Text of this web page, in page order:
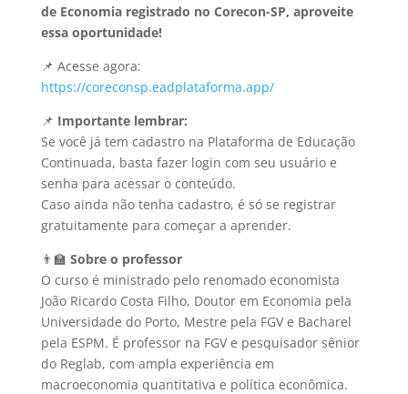
de Economia registrado no Corecon-SP, aproveite
essa oportunidade!
📌 Acesse agora:
https://coreconsp.eadplataforma.app/
📌 Importante lembrar:
Se você já tem cadastro na Plataforma de Educação
Continuada, basta fazer login com seu usuário e
senha para acessar o conteúdo.
Caso ainda não tenha cadastro, é só se registrar
gratuitamente para começar a aprender.
👨‍🏫 Sobre o professor
O curso é ministrado pelo renomado economista
João Ricardo Costa Filho, Doutor em Economia pela
Universidade do Porto, Mestre pela FGV e Bacharel
pela ESPM. É professor na FGV e pesquisador sênior
do Reglab, com ampla experiência em
macroeconomia quantitativa e política econômica.